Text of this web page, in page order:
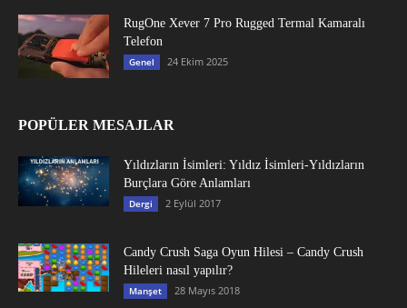
RugOne Xever 7 Pro Rugged Termal Kamaralı
Telefon
Genel 24 Ekim 2025
POPÜLER MESAJLAR
Yıldızların İsimleri: Yıldız İsimleri-Yıldızların
Burçlara Göre Anlamları
Dergi 2 Eylül 2017
Candy Crush Saga Oyun Hilesi – Candy Crush
Hileleri nasıl yapılır?
Manşet 28 Mayıs 2018